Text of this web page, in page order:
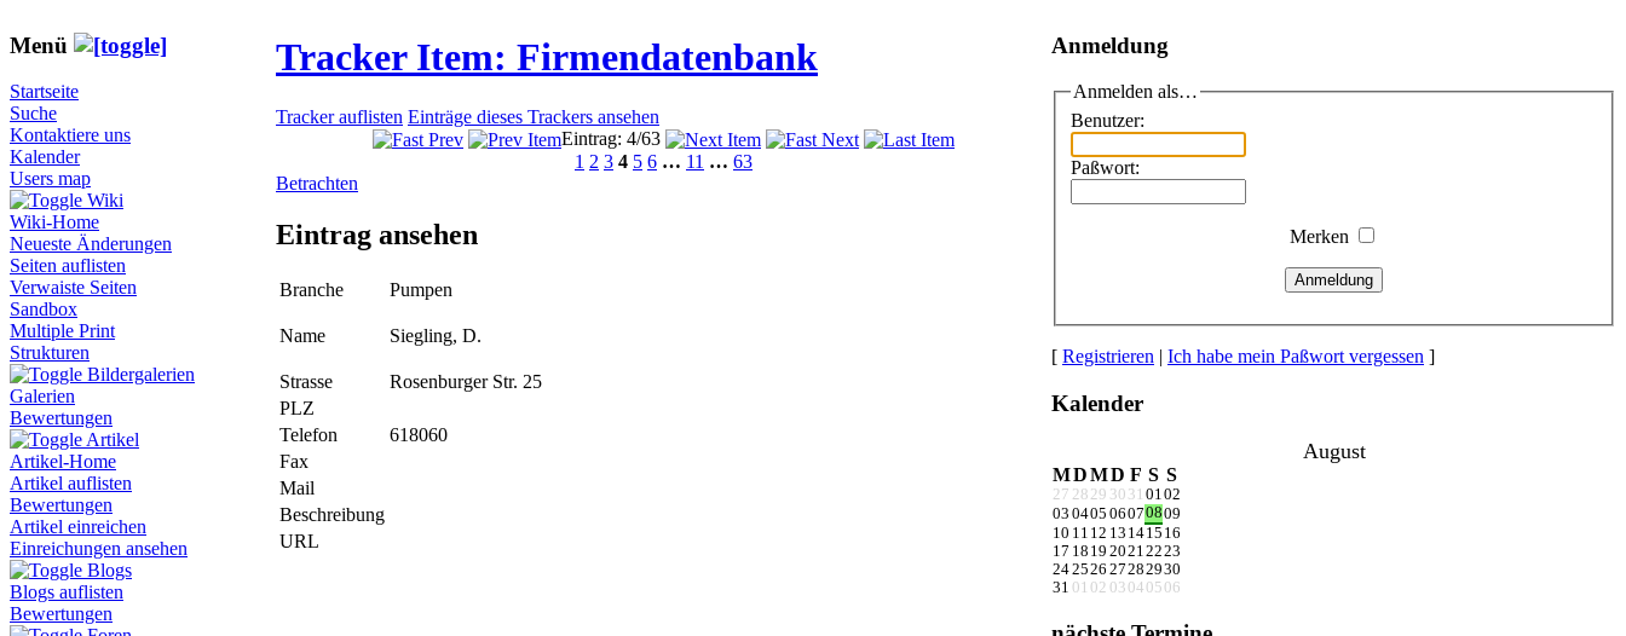
Menü
Startseite
Suche
Kontaktiere uns
Kalender
Users map
Wiki
Wiki-Home
Neueste Änderungen
Seiten auflisten
Verwaiste Seiten
Sandbox
Multiple Print
Strukturen
Bildergalerien
Galerien
Bewertungen
Artikel
Artikel-Home
Artikel auflisten
Bewertungen
Artikel einreichen
Einreichungen ansehen
Blogs
Blogs auflisten
Bewertungen
Tracker Item: Firmendatenbank
Tracker auflisten Einträge dieses Trackers ansehen
Eintrag: 4/63
1 2 3 4 5 6 … 11 … 63
Betrachten
Eintrag ansehen
Branche Pumpen
Name Siegling, D.
Strasse
Rosenburger Str. 25
PLZ
Telefon
618060
Fax
Mail
Beschreibung
URL
Anmeldung
Anmelden als…
Benutzer:
Paßwort:
Merken
Anmeldung
[ Registrieren | Ich habe mein Paßwort vergessen ]
Kalender
August
MDMD F S S
27 28 29 30 31 0102
03 0405 06070809
10 11 12 13 1415 16
17 18 19 20212223
242526 27282930
31 01 02 03 04 05 06